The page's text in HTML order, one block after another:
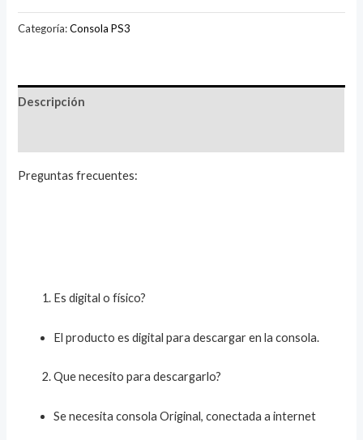
Categoría:Consola PS3
Descripción
Preguntas frecuentes:
Es digital o físico?
El producto es digital para descargar en la consola.
Que necesito para descargarlo?
Se necesita consola Original, conectada a internet